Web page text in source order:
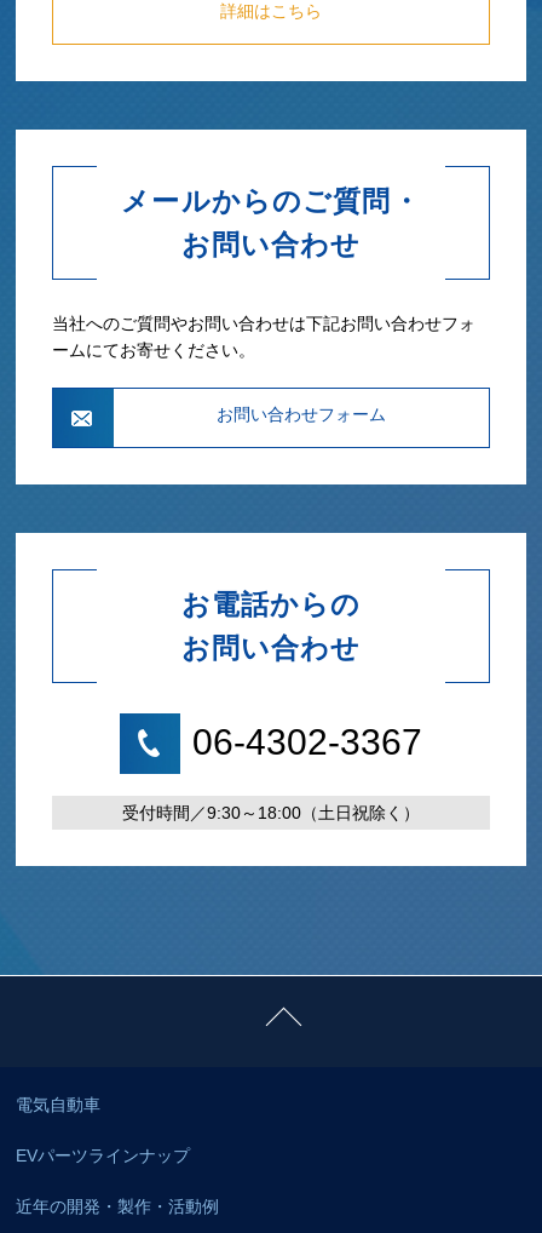
詳細はこちら
メールからのご質問・
お問い合わせ
当社へのご質問やお問い合わせは下記お問い合わせフォ
ームにてお寄せください。
お問い合わせフォーム
お電話からの
お問い合わせ
06-4302-3367
受付時間／9:30～18:00（土日祝除く）
電気自動車
EVパーツラインナップ
近年の開発・製作・活動例